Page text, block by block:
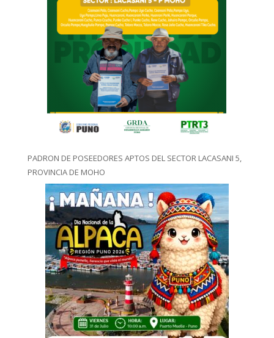
PADRON DE POSEEDORES APTOS DEL SECTOR LACASANI 5,
PROVINCIA DE MOHO